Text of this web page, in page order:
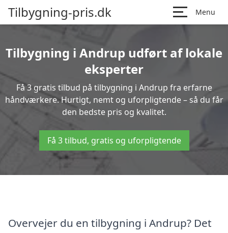
Tilbygning-pris.dk Menu
Tilbygning i Andrup udført af lokale
eksperter
Få 3 gratis tilbud på tilbygning i Andrup fra erfarne
håndværkere. Hurtigt, nemt og uforpligtende – så du får
den bedste pris og kvalitet.
Få 3 tilbud, gratis og uforpligtende
Overvejer du en tilbygning i Andrup? Det